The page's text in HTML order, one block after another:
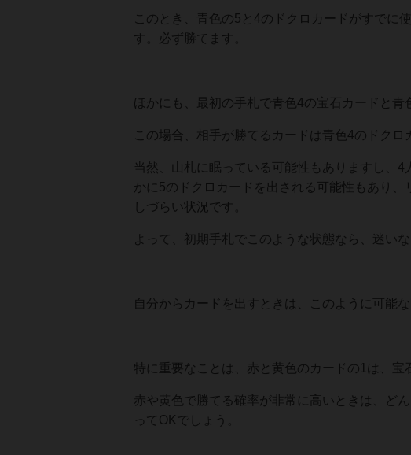
このとき、青色の5と4のドクロカードがすでに
す。必ず勝てます。
ほかにも、最初の手札で青色4の宝石カードと青
この場合、相手が勝てるカードは青色4のドクロ
当然、山札に眠っている可能性もありますし、
かに5のドクロカードを出される可能性もあり
しづらい状況です。
よって、初期手札でこのような状態なら、迷い
自分からカードを出すときは、このように可能
特に重要なことは、赤と黄色のカードの1は、宝
赤や黄色で勝てる確率が非常に高いときは、ど
ってOKでしょう。